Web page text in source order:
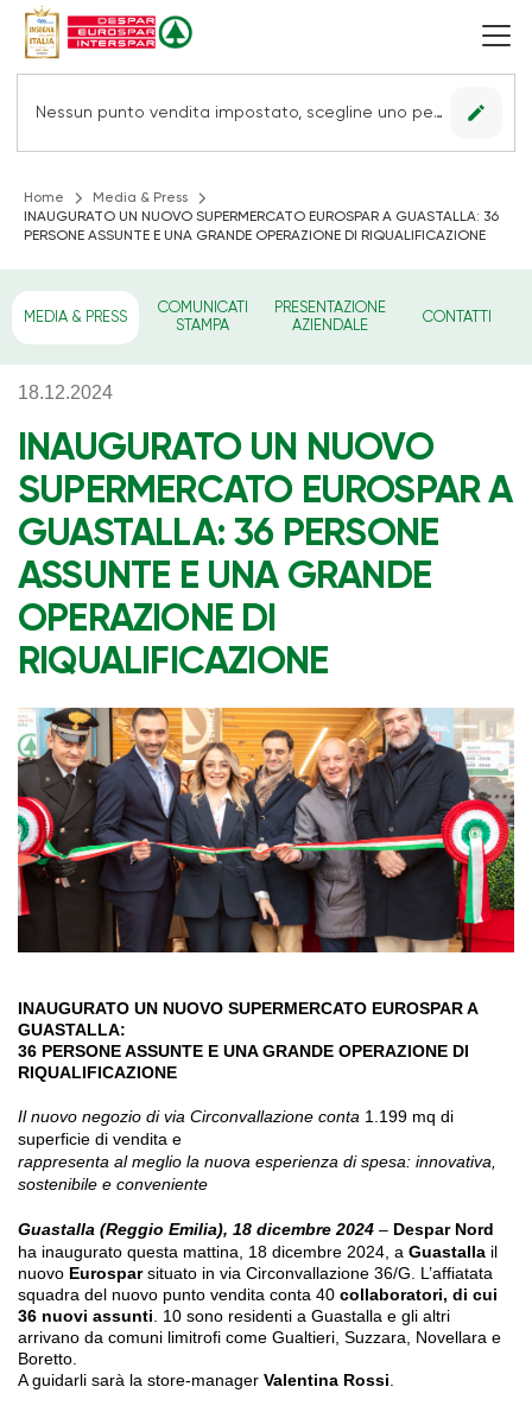
Nessun punto vendita impostato, scegline uno per vedere le offerte. edit
Home
Media & Press
INAUGURATO UN NUOVO SUPERMERCATO EUROSPAR A GUASTALLA: 36
PERSONE ASSUNTE E UNA GRANDE OPERAZIONE DI RIQUALIFICAZIONE
MEDIA & PRESS
COMUNICATI
STAMPA
PRESENTAZIONE
AZIENDALE
CONTATTI
18.12.2024
INAUGURATO UN NUOVO
SUPERMERCATO EUROSPAR A
GUASTALLA: 36 PERSONE
ASSUNTE E UNA GRANDE
OPERAZIONE DI
RIQUALIFICAZIONE
INAUGURATO UN NUOVO SUPERMERCATO EUROSPAR A
GUASTALLA:
36 PERSONE ASSUNTE E UNA GRANDE OPERAZIONE DI
RIQUALIFICAZIONE
Il nuovo negozio di via Circonvallazione conta 1.199 mq di
superficie di vendita e
rappresenta al meglio la nuova esperienza di spesa: innovativa,
sostenibile e conveniente
Guastalla (Reggio Emilia), 18 dicembre 2024 – Despar Nord
ha inaugurato questa mattina, 18 dicembre 2024, a Guastalla il
nuovo Eurosparsituato in via Circonvallazione 36/G. L’affiatata
squadra del nuovo punto vendita conta 40 collaboratori, di cui
36 nuovi assunti. 10 sono residenti a Guastalla e gli altri
arrivano da comuni limitrofi come Gualtieri, Suzzara, Novellara e
Boretto.
A guidarli sarà la store-manager Valentina Rossi.